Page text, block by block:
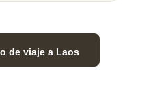
de viaje a Laos